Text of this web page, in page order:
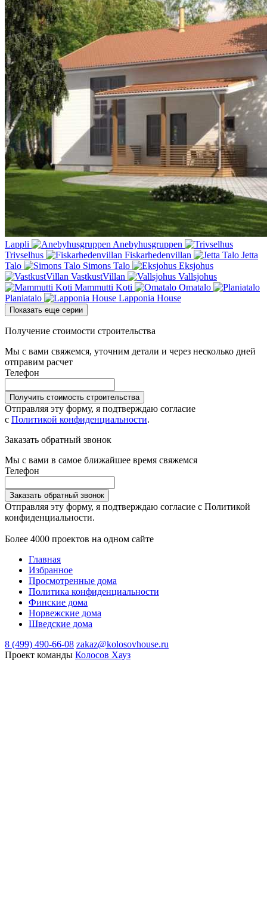
Lappli
Anebyhusgruppen
Trivselhus
Fiskarhedenvillan
Jetta
Talo
Simons Talo
Eksjohus
VastkustVillan
Vallsjohus
Mammutti Koti
Omatalo
Planiatalo
Lapponia House
Показать еще серии
Получение стоимости строительства
Мы с вами свяжемся, уточним детали и через несколько дней
отправим расчет
Телефон
Получить стоимость строительства
Отправляя эту форму, я подтверждаю согласие
с Политикой конфиденциальности.
Заказать обратный звонок
Мы с вами в самое ближайшее время свяжемся
Телефон
Заказать обратный звонок
Отправляя эту форму, я подтверждаю согласие с Политикой
конфиденциальности.
Более 4000 проектов на одном сайте
Главная
Избранное
Просмотренные дома
Политика конфиденциальности
Финские дома
Норвежские дома
Шведские дома
8 (499) 490-66-08 zakaz@kolosovhouse.ru
Проект команды Колосов Хауз